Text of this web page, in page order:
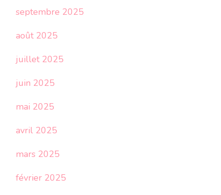
septembre 2025
août 2025
juillet 2025
juin 2025
mai 2025
avril 2025
mars 2025
février 2025